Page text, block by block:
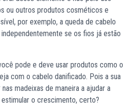
ou outros produtos cosméticos e
por exemplo, a queda de cabelo
se os fios já estão
pode e deve usar produtos como o
com o cabelo danificado. Pois a sua
madeixas de maneira a ajudar a
o crescimento, certo?